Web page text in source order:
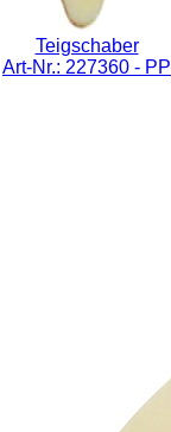
Teigschaber
Art-Nr.: 227360 - PP